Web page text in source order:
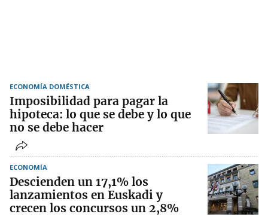
ECONOMÍA DOMÉSTICA
Imposibilidad para pagar la
hipoteca: lo que se debe y lo que
no se debe hacer
ECONOMÍA
Descienden un 17,1% los
lanzamientos en Euskadi y
crecen los concursos un 2,8%